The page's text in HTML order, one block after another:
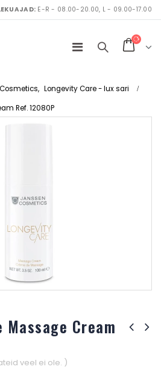
E-R - 08.00-20.00, L - 09.00-17.00
, Longevity Care - lux sari
Ref. 12080P
Cream
veel ei ole. )